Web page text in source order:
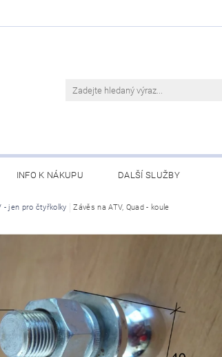
INFO K NÁKUPU DALŠÍ SLUŽBY
- jen pro čtyřkolky Závěs na ATV, Quad - koule